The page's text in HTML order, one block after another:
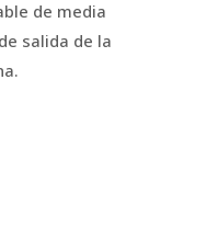
de media
salida de la